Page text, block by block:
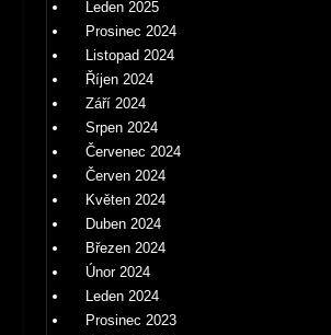
Leden 2025
Prosinec 2024
Listopad 2024
Říjen 2024
Září 2024
Srpen 2024
Červenec 2024
Červen 2024
Květen 2024
Duben 2024
Březen 2024
Únor 2024
Leden 2024
Prosinec 2023